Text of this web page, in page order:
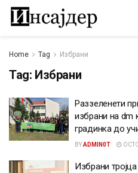
Home Tag Избрани
Tag: Избрани
Раззеленети
избрани на dm
градинка до
BYADMIN0T
Избрани